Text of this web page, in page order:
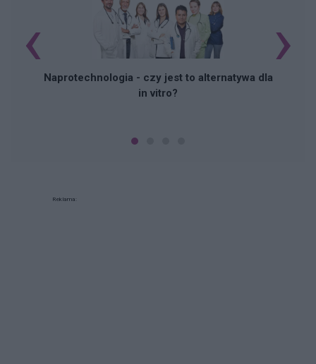
Naprotechnologia - czy jest to alternatywa dla
in vitro?
‹ ›
Reklama: